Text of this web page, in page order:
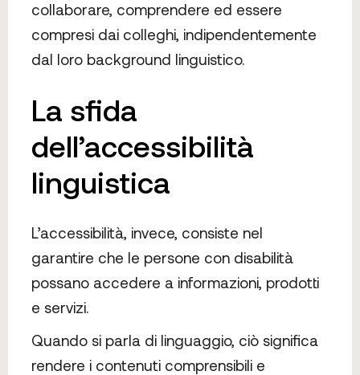
collaborare, comprendere ed essere
compresi dai colleghi, indipendentemente
dal loro background linguistico.
La sfida
dell’accessibilità
linguistica
L’accessibilità, invece, consiste nel
garantire che le persone con disabilità
possano accedere a informazioni, prodotti
e servizi.
Quando si parla di linguaggio, ciò significa
rendere i contenuti comprensibili e